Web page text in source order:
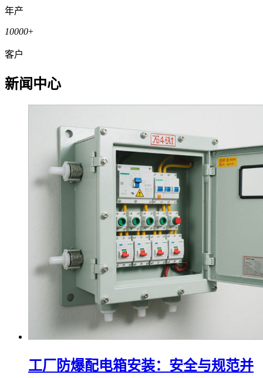
年产
10000+
客户
新闻中心
工厂防爆配电箱安装：安全与规范并